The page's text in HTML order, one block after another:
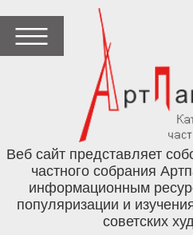
Веб сайт представляет
частного собрания
информационным
популяризации и
советских